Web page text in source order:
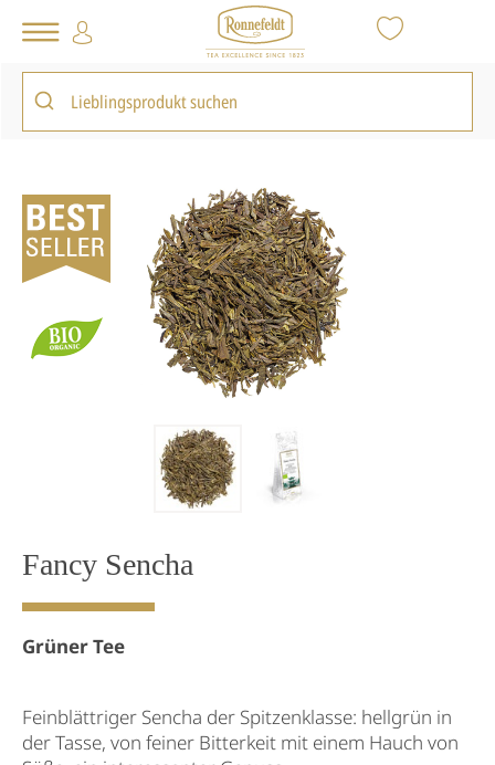
Tee Shop Loser Tee Grüner Tee
zurück zur Artikelübersicht
Fancy Sencha
Grüner Tee
Feinblättriger Sencha der Spitzenklasse: hellgrün in
der Tasse, von feiner Bitterkeit mit einem Hauch von